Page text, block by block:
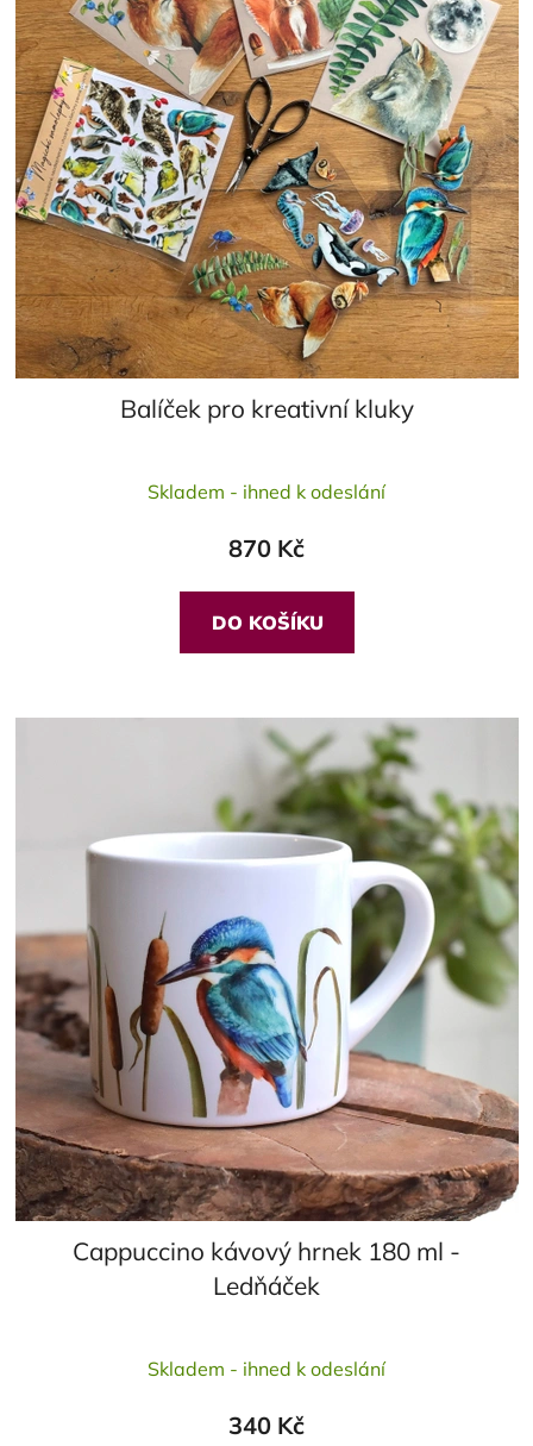
Balíček pro kreativní kluky
Skladem - ihned k odeslání
870 Kč
DO KOŠÍKU
Cappuccino kávový hrnek 180 ml -
Ledňáček
hodnocení
je
Skladem - ihned k odeslání
340 Kč